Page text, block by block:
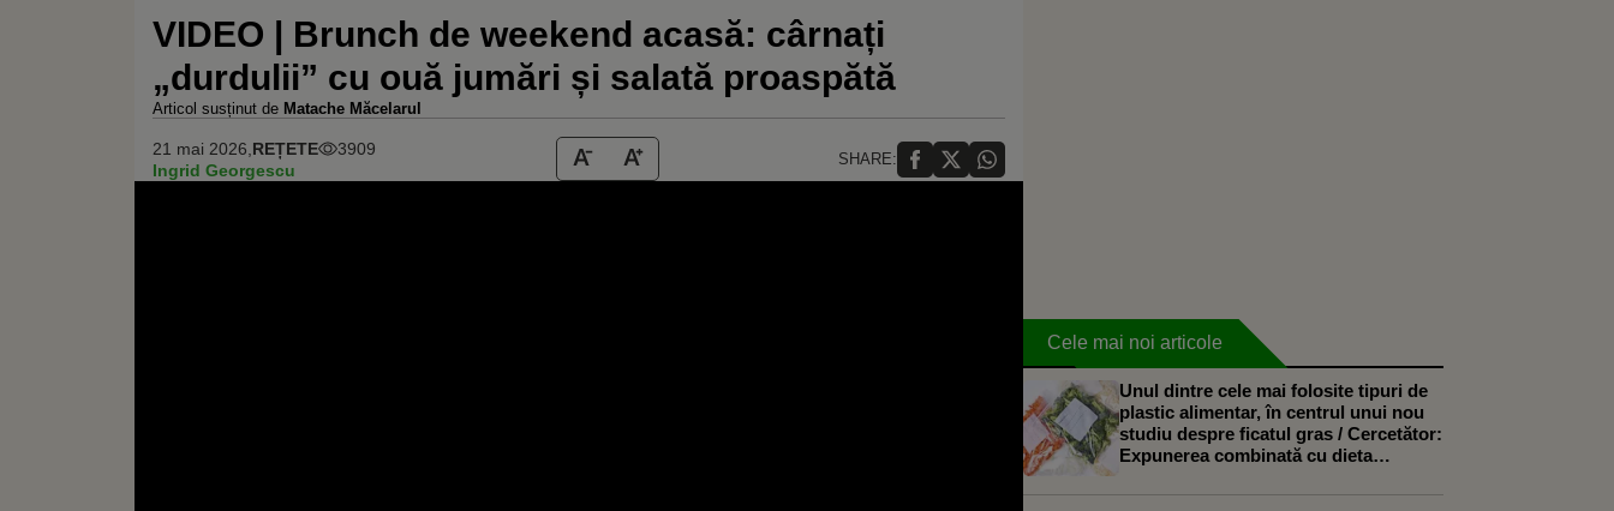
VIDEO | Brunch de weekend acasă: cârnați
„durdulii” cu ouă jumări și salată proaspătă
Articol susținut de Matache Măcelarul
21 mai 2026, REȚETE
3909
Ingrid Georgescu
SHARE:
Cele mai noi articole
Unul dintre cele mai folosite tipuri de
plastic alimentar, în centrul unui nou
studiu despre ficatul gras / Cercetător:
Expunerea combinată cu dieta